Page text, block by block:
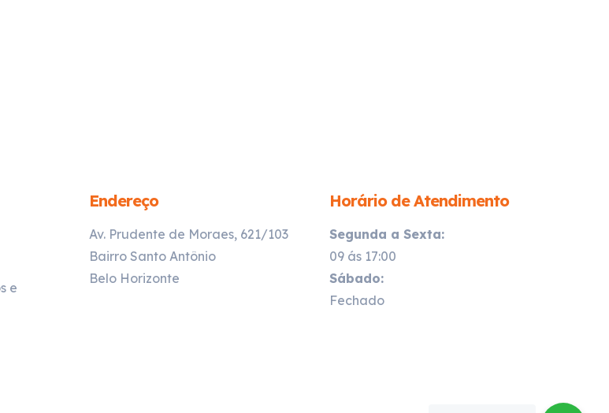
e
Endereço
Av. Prudente de Moraes, 621/103
Bairro Santo Antônio
Belo Horizonte
Horário de Atendimento
Segunda a Sexta:
09 ás 17:00
Sábado:
Fechado